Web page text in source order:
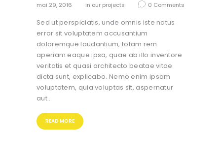
mai 29, 2016 in our projects 0 Comments
Sed ut perspiciatis, unde omnis iste natus
error sit voluptatem accusantium
doloremque laudantium, totam rem
aperiam eaque ipsa, quae ab illo inventore
veritatis et quasi architecto beatae vitae
dicta sunt, explicabo. Nemo enim ipsam
voluptatem, quia voluptas sit, aspernatur
aut…
READ MORE